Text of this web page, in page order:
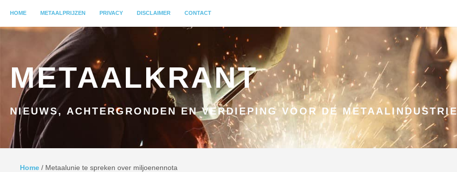
GA NAAR INHOUD
HOME METAALPRIJZEN PRIVACY DISCLAIMER CONTACT
METAALKRANT
NIEUWS, ACHTERGRONDEN EN VERDIEPING VOOR DE METAALINDUSTRIE
Home / Metaalunie te spreken over miljoenennota